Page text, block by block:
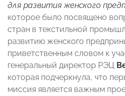
для развития женского
которое было посвящено
стран в текстильной
развитию женского
приветственным словом к
генеральный директор РЭЦ
которая подчеркнула, что
миссия является важным